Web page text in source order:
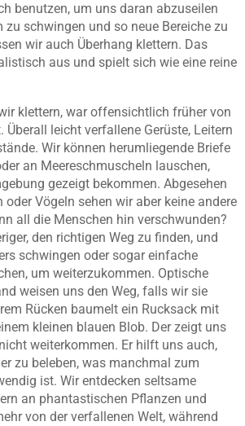
benutzen, um uns daran abzuseilen
schwingen und so neue Bereiche zu
wir auch Überhang klettern. Das
aus und spielt sich wie eine reine
klettern, war offensichtlich früher von
Überall leicht verfallene Gerüste, Leitern
Wir können herumliegende Briefe
an Meereschmuscheln lauschen,
gezeigt bekommen. Abgesehen
oder Vögeln sehen wir aber keine andere
all die Menschen hin verschwunden?
den richtigen Weg zu finden, und
schwingen oder sogar einfache
um weiterzukommen. Optische
weisen uns den Weg, falls wir sie
Rücken baumelt ein Rucksack mit
kleinen blauen Blob. Der zeigt uns
weiterkommen. Er hilft uns auch,
zu beleben, was manchmal zum
ist. Wir entdecken seltsame
an phantastischen Pflanzen und
von der verfallenen Welt, während